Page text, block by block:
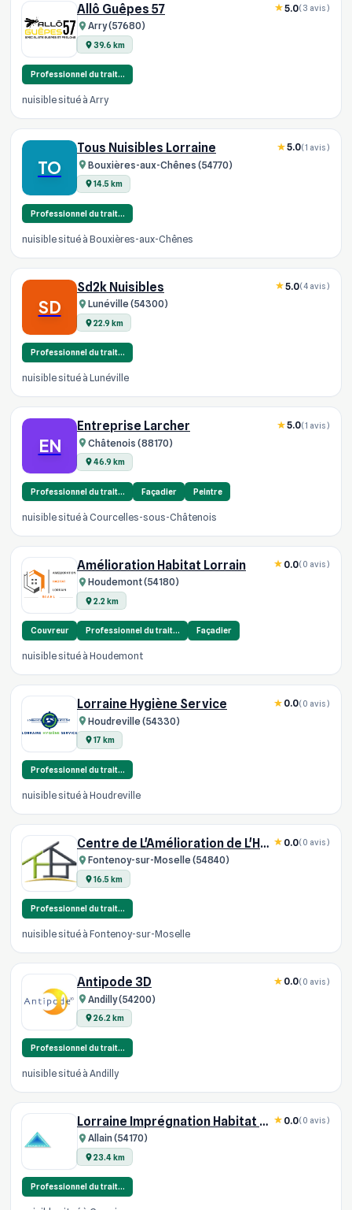
Allô Guêpes 57
Arry (57680)
39.6 km
5.0(3 avis)
Professionnel du trait…
nuisible situé à Arry
TO
Tous Nuisibles Lorraine
Bouxières-aux-Chênes (54770)
14.5 km
5.0(1 avis)
Professionnel du trait…
nuisible situé à Bouxières-aux-Chênes
SD
Sd2k Nuisibles
Lunéville (54300)
22.9 km
5.0(4 avis)
Professionnel du trait…
nuisible situé à Lunéville
EN
Entreprise Larcher
Châtenois (88170)
46.9 km
5.0(1 avis)
Professionnel du trait… Façadier Peintre
nuisible situé à Courcelles-sous-Châtenois
Amélioration Habitat Lorrain
Houdemont (54180)
2.2 km
0.0(0 avis)
Couvreur Professionnel du trait… Façadier
nuisible situé à Houdemont
Lorraine Hygiène Service
Houdreville (54330)
17 km
0.0(0 avis)
Professionnel du trait…
nuisible situé à Houdreville
Centre de L'Amélioration de L'Habit
Fontenoy-sur-Moselle (54840)
16.5 km
0.0(0 avis)
Professionnel du trait…
nuisible situé à Fontenoy-sur-Moselle
Antipode 3D
Andilly (54200)
26.2 km
0.0(0 avis)
Professionnel du trait…
nuisible situé à Andilly
Lorraine Imprégnation Habitat SARL
Allain (54170)
23.4 km
0.0(0 avis)
Professionnel du trait…